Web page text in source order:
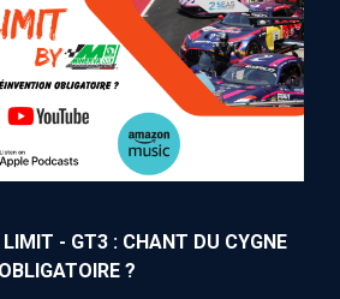
- GT3 : CHANT DU CYGNE
?